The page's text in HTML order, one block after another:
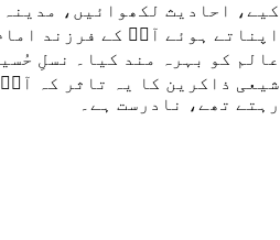
کیے، احادیث لکھوائیں،
اپناتے ہوئے آپؑ کے فرزند
عالم کو بہرہ مند کیا۔ نسلِ
شیعی ذاکرین کا یہ تاثر کہ آپؑ
رہتے تھے، نادرست ہے۔